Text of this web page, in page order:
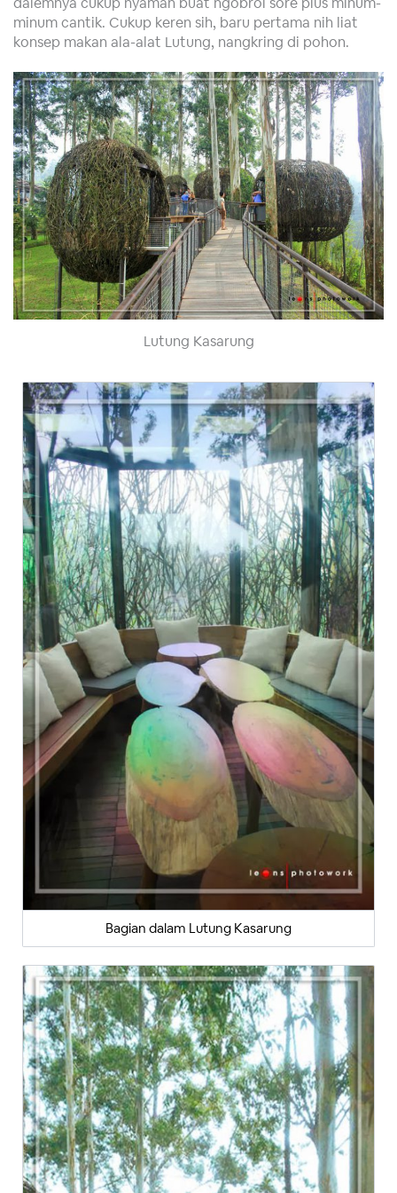
minum cantik. Cukup keren sih, baru pertama nih liat
konsep makan ala-alat Lutung, nangkring di pohon.
Lutung Kasarung
Bagian dalam Lutung Kasarung